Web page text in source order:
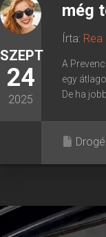
SZEPT
24
2025
még
Írta: Rea
A
egy
De ha